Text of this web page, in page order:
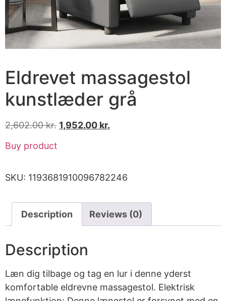
Eldrevet massagestol
kunstlæder grå
2,602.00kr. 1,952.00 kr.
Buy product
SKU: 1193681910096782246
Description Reviews (0)
Description
Læn dig tilbage og tag en lur i denne yderst
komfortable eldrevne massagestol. Elektrisk